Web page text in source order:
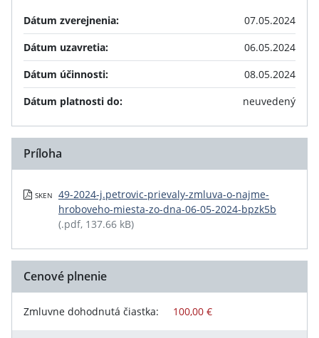
Dátum zverejnenia:
07.05.2024
Dátum uzavretia:
06.05.2024
Dátum účinnosti:
08.05.2024
Dátum platnosti do:
neuvedený
Príloha
SKEN
49-2024-j.petrovic-prievaly-zmluva-o-najme-
hroboveho-miesta-zo-dna-06-05-2024-bpzk5b
(.pdf, 137.66 kB)
Cenové plnenie
Zmluvne dohodnutá čiastka: 100,00 €